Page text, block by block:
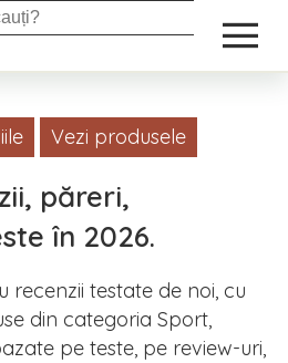
Vezi produsele
păreri,
în 2026.
recenzii testate de noi, cu
din categoria Sport,
pe teste, pe review-uri,